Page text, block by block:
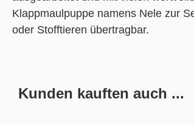
Klappmaulpuppe namens Nele zur
oder Stofftieren übertragbar.
Kunden kauften auch ...